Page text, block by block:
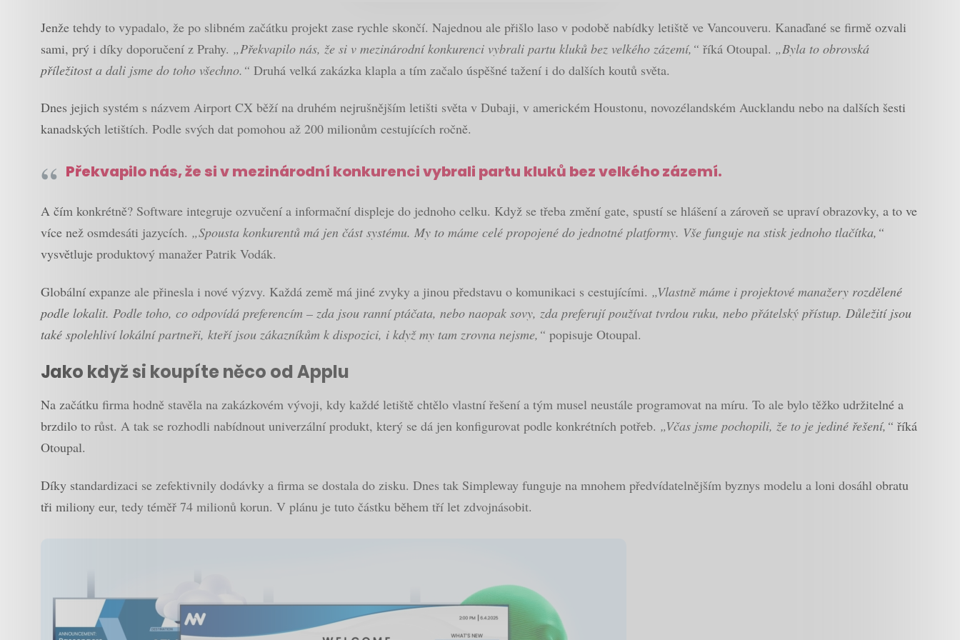
Jenže tehdy to vypadalo, že po slibném začátku projekt zase rychle skončí. Najednou ale přišlo laso v podobě nabídky letiště ve Vancouveru. Kanaďané se firmě ozvali
sami, prý i díky doporučení z Prahy. „Překvapilo nás, že si v mezinárodní konkurenci vybrali partu kluků bez velkého zázemí,“ říká Otoupal. „Byla to obrovská
příležitost a dali jsme do toho všechno.“ Druhá velká zakázka klapla a tím začalo úspěšné tažení i do dalších koutů světa.
Dnes jejich systém s názvem Airport CX běží na druhém nejrušnějším letišti světa v Dubaji, v americkém Houstonu, novozélandském Aucklandu nebo na dalších šesti
kanadských letištích. Podle svých dat pomohou až 200 milionům cestujících ročně.
Překvapilo nás, že si v mezinárodní konkurenci vybrali partu kluků bez velkého zázemí.
A čím konkrétně? Software integruje ozvučení a informační displeje do jednoho celku. Když se třeba změní gate, spustí se hlášení a zároveň se upraví obrazovky, a to ve
více než osmdesáti jazycích. „Spousta konkurentů má jen část systému. My to máme celé propojené do jednotné platformy. Vše funguje na stisk jednoho tlačítka,“
vysvětluje produktový manažer Patrik Vodák.
Globální expanze ale přinesla i nové výzvy. Každá země má jiné zvyky a jinou představu o komunikaci s cestujícími. „Vlastně máme i projektové manažery rozdělené
podle lokalit. Podle toho, co odpovídá preferencím – zda jsou ranní ptáčata, nebo naopak sovy, zda preferují používat tvrdou ruku, nebo přátelský přístup. Důležití jsou
také spolehliví lokální partneři, kteří jsou zákazníkům k dispozici, i když my tam zrovna nejsme,“ popisuje Otoupal.
Jako když si koupíte něco od Applu
Na začátku firma hodně stavěla na zakázkovém vývoji, kdy každé letiště chtělo vlastní řešení a tým musel neustále programovat na míru. To ale bylo těžko udržitelné a
brzdilo to růst. A tak se rozhodli nabídnout univerzální produkt, který se dá jen konfigurovat podle konkrétních potřeb. „Včas jsme pochopili, že to je jediné řešení,“ říká
Otoupal.
Díky standardizaci se zefektivnily dodávky a firma se dostala do zisku. Dnes tak Simpleway funguje na mnohem předvídatelnějším byznys modelu a loni dosáhl obratu
tři miliony eur, tedy téměř 74 milionů korun. V plánu je tuto částku během tří let zdvojnásobit.